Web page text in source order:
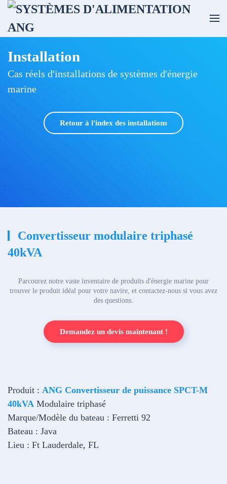
Skip to main content
Installation
Cas réels d'installations de systèmes d'énergie
marine
Retour à l'index des installations
Convertisseur modulaire triphasé
40kVA
Parcourez notre vaste inventaire de produits d'énergie marine pour
trouver le produit idéal pour votre navire, et contactez-nous si vous avez
des questions.
Demandez un devis maintenant !
Produit : ANG Convertisseur de puissance SPCT-M
40kVA Modulaire triphasé
Marque/Modèle du bateau : Ferretti 92
Bateau : Java
Lieu : Ft Lauderdale, FL